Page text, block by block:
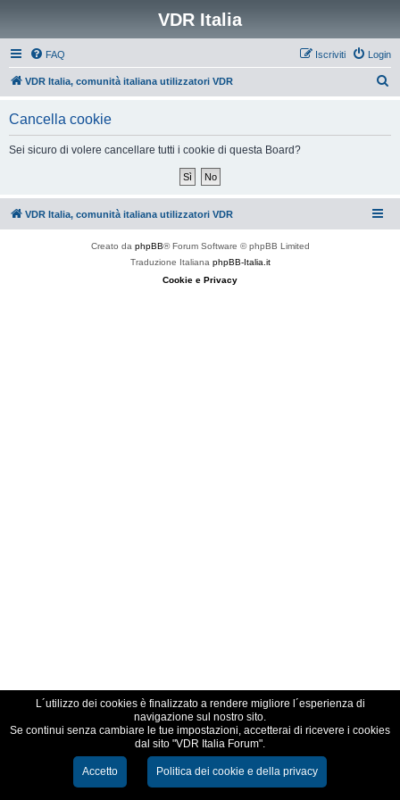
VDR Italia
FAQ Login
Iscriviti
VDR Italia, comunità italiana utilizzatori VDR
Cancella cookie
Sei sicuro di volere cancellare tutti i cookie di questa Board?
VDR Italia, comunità italiana utilizzatori VDR
Creato da phpBB® Forum Software © phpBB Limited
Traduzione Italiana phpBB-Italia.it
Cookie e Privacy
L´utilizzo dei cookies è finalizzato a rendere migliore l´esperienza di
navigazione sul nostro sito.
Se continui senza cambiare le tue impostazioni, accetterai di ricevere i cookies
dal sito "VDR Italia Forum".
Accetto Politica dei cookie e della privacy